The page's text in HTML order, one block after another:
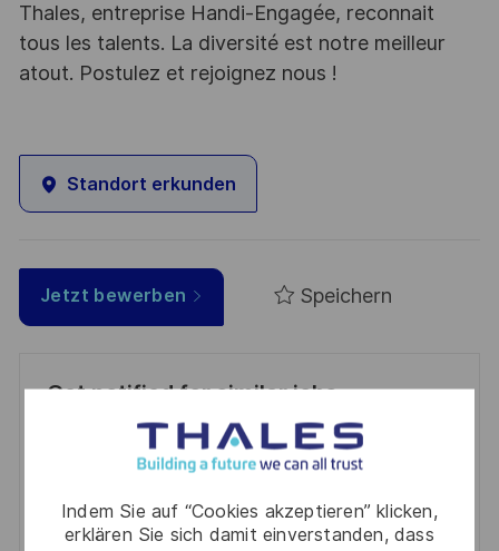
Indem Sie auf “Cookies akzeptieren” klicken,
erklären Sie sich damit einverstanden, dass
Thales, entreprise Handi-Engagée, reconnait
tous les talents. La diversité est notre meilleur
atout. Postulez et rejoignez nous !
Standort erkunden
Jetzt bewerben Speichern
Get notified for similar jobs
You'll receive updates once a week
Email
address